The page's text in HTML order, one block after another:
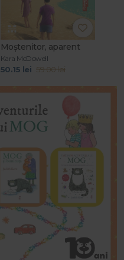
Moștenitor, aparent
Kara McDowell
50.15 lei 59.00 lei